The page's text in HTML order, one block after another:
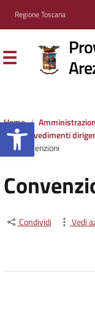
Apri la
Regione Toscana
Home
Provvedimenti
Convenzioni
Condividi Vedi